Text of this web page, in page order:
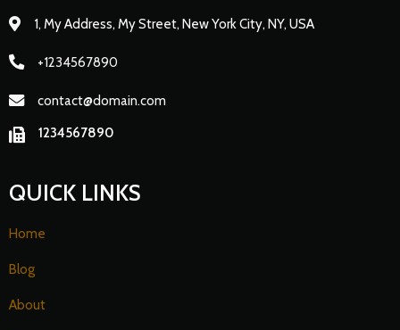
1, My Address, My Street, New York City, NY, USA
+1234567890
contact@domain.com
1234567890
QUICK LINKS
Home
Blog
About